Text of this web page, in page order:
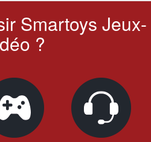
Smartoys Jeux-
?